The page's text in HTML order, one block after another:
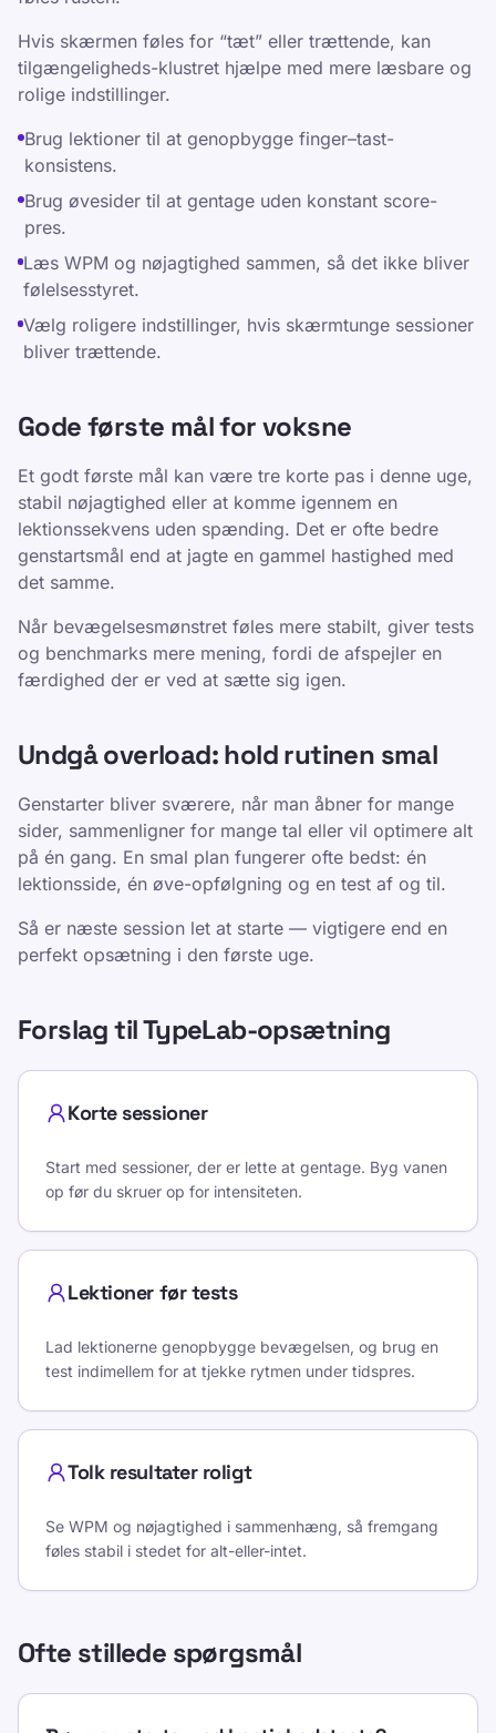
Hvis skærmen føles for “tæt” eller trættende, kan
tilgængeligheds-klustret hjælpe med mere læsbare og
rolige indstillinger.
Brug lektioner til at genopbygge finger–tast-
konsistens.
Brug øvesider til at gentage uden konstant score-
pres.
Læs WPM og nøjagtighed sammen, så det ikke bliver
følelsesstyret.
Vælg roligere indstillinger, hvis skærmtunge sessioner
bliver trættende.
Gode første mål for voksne
Et godt første mål kan være tre korte pas i denne uge,
stabil nøjagtighed eller at komme igennem en
lektionssekvens uden spænding. Det er ofte bedre
genstartsmål end at jagte en gammel hastighed med
det samme.
Når bevægelsesmønstret føles mere stabilt, giver tests
og benchmarks mere mening, fordi de afspejler en
færdighed der er ved at sætte sig igen.
Undgå overload: hold rutinen smal
Genstarter bliver sværere, når man åbner for mange
sider, sammenligner for mange tal eller vil optimere alt
på én gang. En smal plan fungerer ofte bedst: én
lektionsside, én øve-opfølgning og en test af og til.
Så er næste session let at starte — vigtigere end en
perfekt opsætning i den første uge.
Forslag til TypeLab-opsætning
Korte sessioner
Start med sessioner, der er lette at gentage. Byg vanen
op før du skruer op for intensiteten.
Lektioner før tests
Lad lektionerne genopbygge bevægelsen, og brug en
test indimellem for at tjekke rytmen under tidspres.
Tolk resultater roligt
Se WPM og nøjagtighed i sammenhæng, så fremgang
føles stabil i stedet for alt-eller-intet.
Ofte stillede spørgsmål